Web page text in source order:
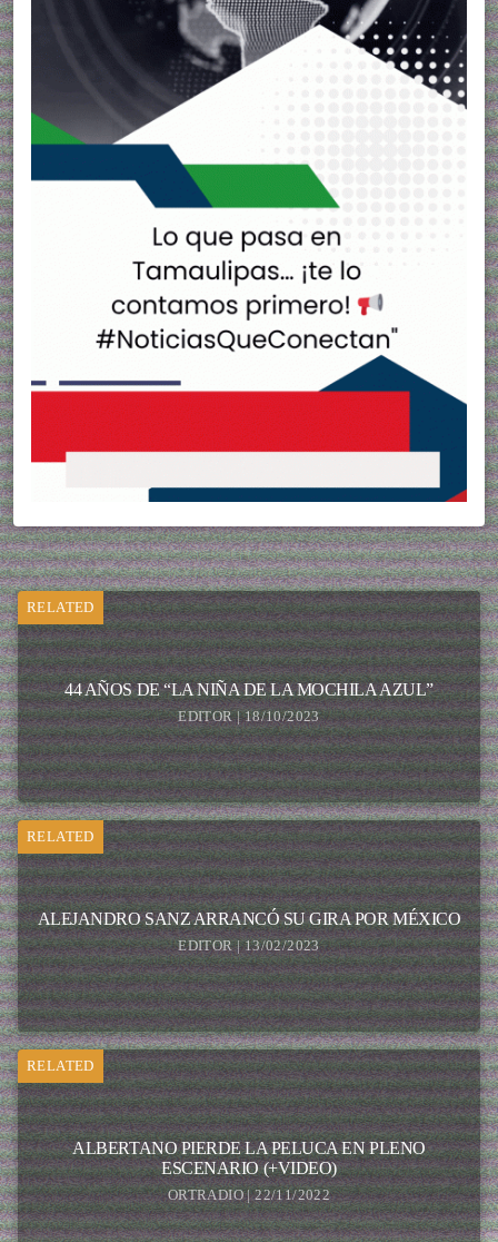
RELATED
44 AÑOS DE “LA NIÑA DE LA MOCHILA AZUL”
EDITOR | 18/10/2023
RELATED
ALEJANDRO SANZ ARRANCÓ SU GIRA POR MÉXICO
EDITOR | 13/02/2023
RELATED
ALBERTANO PIERDE LA PELUCA EN PLENO
ESCENARIO (+VIDEO)
ORTRADIO | 22/11/2022